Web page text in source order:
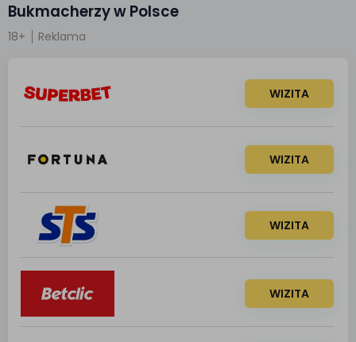
Bukmacherzy w Polsce
18+ Reklama
WIZITA
WIZITA
WIZITA
WIZITA